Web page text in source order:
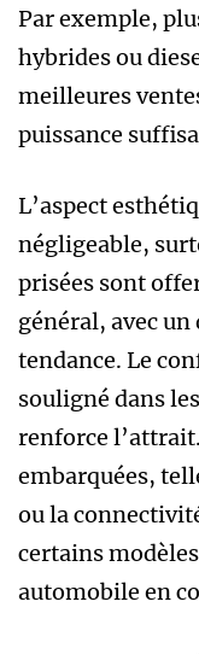
Par exemple,
hybrides ou
meilleures
puissance
L’aspect
négligeable,
prisées sont
général, avec
tendance. Le
souligné dans
renforce
embarquées,
ou la
certains
automobile en